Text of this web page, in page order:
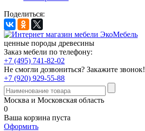
Поделиться:
ценные породы древесины
Заказ мебели по телефону:
+7 (495) 741-82-02
Не смогли дозвониться? Закажите звонок!
+7 (920) 929-55-88
Москва и Московская область
0
Ваша корзина пуста
Оформить